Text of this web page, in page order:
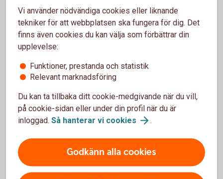
Deklarationshjälp (familjensjurist. se)
Skatt (familjensjurist.
Vi använder nödvändiga cookies eller liknande
tekniker för att webbplatsen ska fungera för dig. Det
finns även cookies du kan välja som förbättrar din
upplevelse:
Funktioner, prestanda och statistik
Relevant marknadsföring
Du kan ta tillbaka ditt cookie-medgivande när du vill,
på cookie-sidan eller under din profil när du är
inloggad. Så hanterar vi cookies .
Godkänn alla cookies